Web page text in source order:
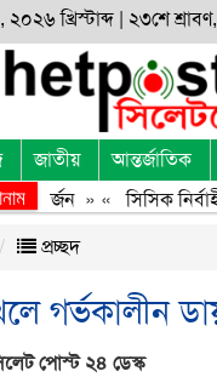
খ্রিস্টাব্দ | ২৩শে
জাতীয় আন্তর্জাতিক
» « সিসিক
প্রচ্ছদ
গর্ভকালীন
পোস্ট ২৪ ডেস্ক